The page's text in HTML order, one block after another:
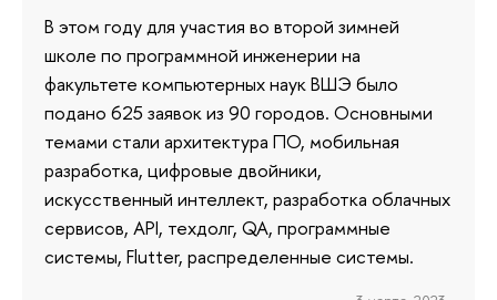
В этом году для участия во второй зимней
школе по программной инженерии на
факультете компьютерных наук ВШЭ было
подано 625 заявок из 90 городов. Основными
темами стали архитектура ПО, мобильная
разработка, цифровые двойники,
искусственный интеллект, разработка облачных
сервисов, API, техдолг, QA, программные
системы, Flutter, распределенные системы.